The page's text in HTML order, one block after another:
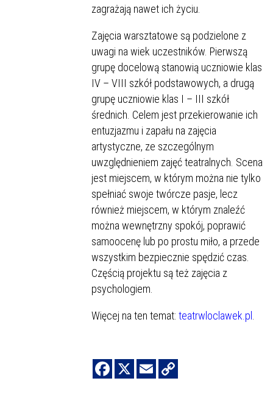
zagrażają nawet ich życiu.
Zajęcia warsztatowe są podzielone z
uwagi na wiek uczestników. Pierwszą
grupę docelową stanowią uczniowie klas
IV – VIII szkół podstawowych, a drugą
grupę uczniowie klas I – III szkół
średnich. Celem jest przekierowanie ich
entuzjazmu i zapału na zajęcia
artystyczne, ze szczególnym
uwzględnieniem zajęć teatralnych. Scena
jest miejscem, w którym można nie tylko
spełniać swoje twórcze pasje, lecz
również miejscem, w którym znaleźć
można wewnętrzny spokój, poprawić
samoocenę lub po prostu miło, a przede
wszystkim bezpiecznie spędzić czas.
Częścią projektu są też zajęcia z
psychologiem.
Więcej na ten temat: teatrwloclawek.pl